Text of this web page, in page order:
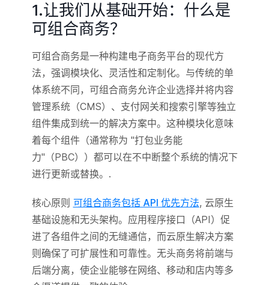
1.让我们从基础开始：什么是
可组合商务？
可组合商务是一种构建电子商务平台的现代方
法，强调模块化、灵活性和定制化。与传统的单
体系统不同，可组合商务允许企业选择并将内容
管理系统（CMS）、支付网关和搜索引擎等独立
组件集成到统一的解决方案中。这种模块化意味
着每个组件（通常称为 "打包业务能
力"（PBC））都可以在不中断整个系统的情况下
进行更新或替换。.
核心原则 可组合商务包括 API 优先方法, 云原生
基础设施和无头架构。应用程序接口（API）促
进了各组件之间的无缝通信，而云原生解决方案
则确保了可扩展性和可靠性。无头商务将前端与
后端分离，使企业能够在网络、移动和店内等多